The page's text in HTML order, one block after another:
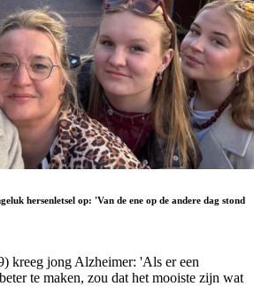
hersenletsel op: 'Van de ene op de andere dag stond